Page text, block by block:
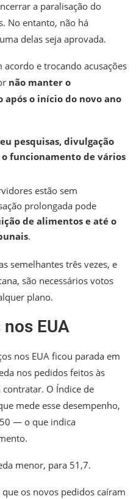
a paralisação do
No entanto, não há
delas seja aprovada.
e trocando acusações
não manter o
o início do novo ano
pesquisas, divulgação
o funcionamento de vários
estão sem
prolongada pode
de alimentos e até o
.
semelhantes três vezes, e
são necessários votos
plano.
EUA
nos EUA ficou parada em
nos pedidos feitos às
O Índice de
mede esse desempenho,
— o que indica
menor, para 51,7.
os novos pedidos caíram